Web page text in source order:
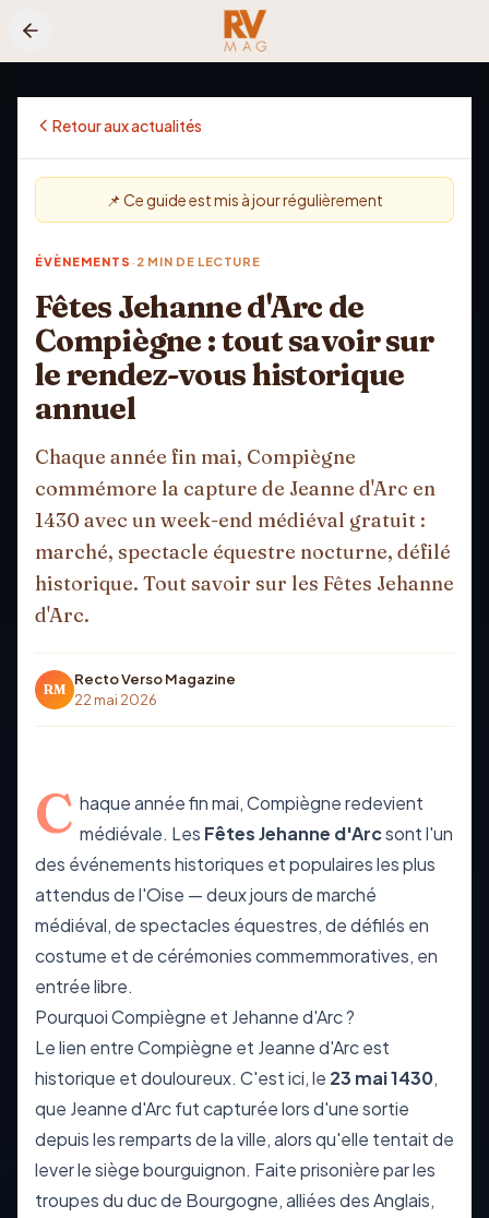
Retour aux actualités
📌 Ce guide est mis à jour régulièrement
ÉVÈNEMENTS · 2 MIN DE LECTURE
Fêtes Jehanne d'Arc de
Compiègne : tout savoir sur
le rendez-vous historique
annuel
Chaque année fin mai, Compiègne
commémore la capture de Jeanne d'Arc en
1430 avec un week-end médiéval gratuit :
marché, spectacle équestre nocturne, défilé
historique. Tout savoir sur les Fêtes Jehanne
d'Arc.
RM
Recto Verso Magazine
22 mai 2026
C haque année fin mai, Compiègne redevient
médiévale. Les Fêtes Jehanne d'Arcsont l'un
des événements historiques et populaires les plus
attendus de l'Oise — deux jours de marché
médiéval, de spectacles équestres, de défilés en
costume et de cérémonies commemmoratives, en
entrée libre.
Pourquoi Compiègne et Jehanne d'Arc ?
Le lien entre Compiègne et Jeanne d'Arc est
historique et douloureux. C'est ici, le 23 mai 1430,
que Jeanne d'Arc fut capturée lors d'une sortie
depuis les remparts de la ville, alors qu'elle tentait de
lever le siège bourguignon. Faite prisonière par les
troupes du duc de Bourgogne, alliées des Anglais,